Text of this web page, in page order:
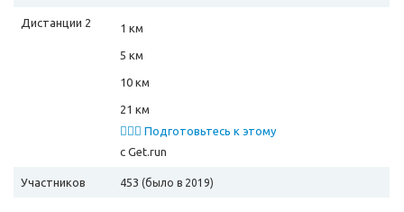
Дистанции 2
1 км
5 км
10 км
21 км
🏃🏻‍♂️ Подготовьтесь к этому
забегу
с Get.run
Участников 453 (было в 2019)